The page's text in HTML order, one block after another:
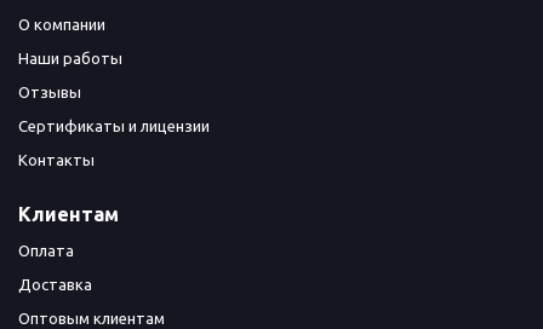
О компании
Наши работы
Отзывы
Сертификаты и лицензии
Контакты
Клиентам
Оплата
Доставка
Оптовым клиентам